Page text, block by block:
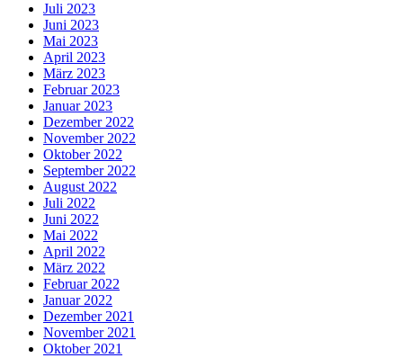
Juli 2023
Juni 2023
Mai 2023
April 2023
März 2023
Februar 2023
Januar 2023
Dezember 2022
November 2022
Oktober 2022
September 2022
August 2022
Juli 2022
Juni 2022
Mai 2022
April 2022
März 2022
Februar 2022
Januar 2022
Dezember 2021
November 2021
Oktober 2021